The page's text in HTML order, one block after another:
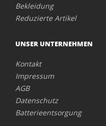
Bekleidung
Reduzierte Artikel
UNSER UNTERNEHMEN
Kontakt
Impressum
AGB
Datenschutz
Batterieentsorgung